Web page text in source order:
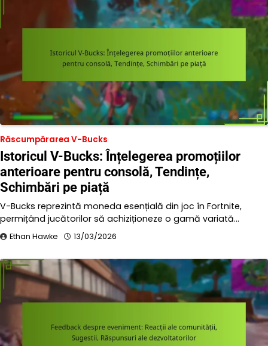
Răscumpărarea V-Bucks
Istoricul V-Bucks: Înțelegerea promoțiilor
anterioare pentru consolă, Tendințe,
Schimbări pe piață
V-Bucks reprezintă moneda esențială din joc în Fortnite,
permițând jucătorilor să achiziționeze o gamă variată…
Ethan Hawke 13/03/2026